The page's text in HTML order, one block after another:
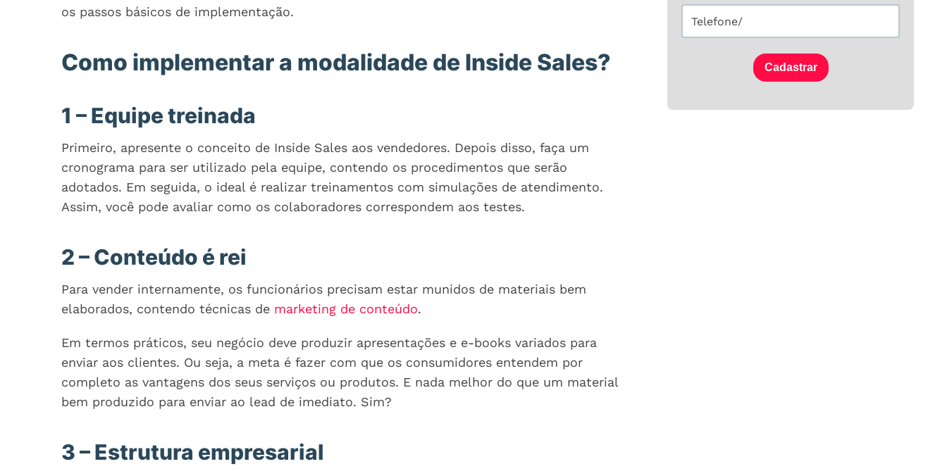
os passos básicos de implementação.
Como implementar a modalidade de Inside Sales?
1 – Equipe treinada
Primeiro, apresente o conceito de Inside Sales aos vendedores. Depois disso, faça um
cronograma para ser utilizado pela equipe, contendo os procedimentos que serão
adotados. Em seguida, o ideal é realizar treinamentos com simulações de atendimento.
Assim, você pode avaliar como os colaboradores correspondem aos testes.
2 – Conteúdo é rei
Para vender internamente, os funcionários precisam estar munidos de materiais bem
elaborados, contendo técnicas de marketing de conteúdo.
Em termos práticos, seu negócio deve produzir apresentações e e-books variados para
enviar aos clientes. Ou seja, a meta é fazer com que os consumidores entendem por
completo as vantagens dos seus serviços ou produtos. E nada melhor do que um material
bem produzido para enviar ao lead de imediato. Sim?
3 – Estrutura empresarial
Cadastrar